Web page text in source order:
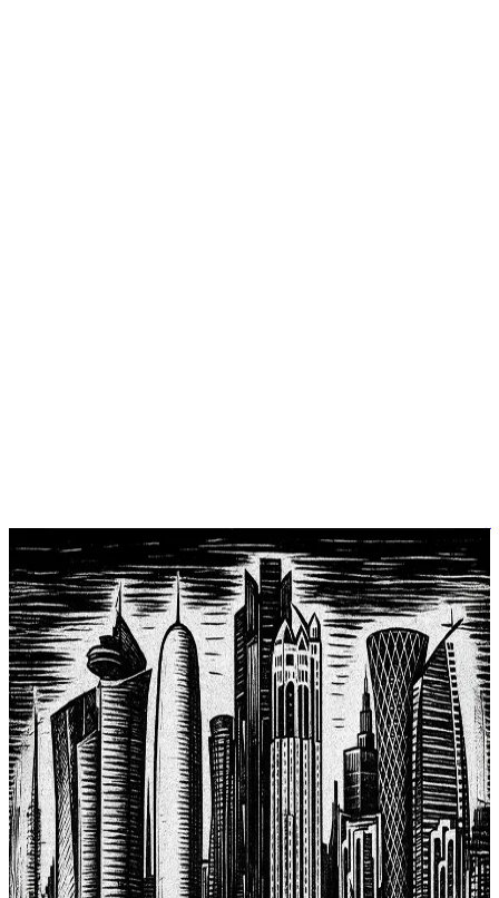
آراء
التمدن وظاهرة ناطحات السحاب
تسعى بعض الشركات والمؤسسات إلى نقل مكاتبها إلى مبان
شاهقة، تُدير منها أعمالها من عَليّ، مُطلقة عليها اسم الأبراج حيناً، أو
ناطحات السحاب حيناً آخر. غير أنّها، في حقيقة الأمر، لا تشبه الأبراج
في تحصينها، ولا هي تُناطح السُحب، التي لا يقل ارتفاع المنخفضة
منها عن 2 كيلومتر، ويصل ارتفاع الركامية منها إلى 18 كيلومتراً،
[…]
الأبراج العالية البيئة العمرانية
التأمل الحضري
Yousif Al HamadiYYousif Al Hamadiauthor
عرض الملف
الشخصي
١١ أكتوبر ٢٠٢٥